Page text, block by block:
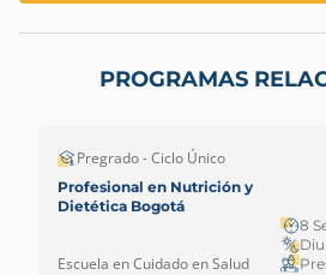
PROGRAMAS
Pregrado - Ciclo Único
Profesional en Nutrición y
Dietética Bogotá
Escuela en Cuidado en Salud
8